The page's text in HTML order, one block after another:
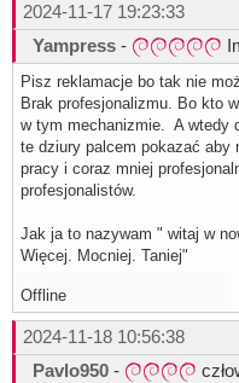
2024-11-17 19:23:33
Yampress -
Pisz reklamacje bo tak nie
Brak profesjonalizmu. Bo kto
w tym mechanizmie. A wtedy
te dziury palcem pokazać aby
pracy i coraz mniej
profesjonalistów.
Jak ja to nazywam " witaj w
Więcej. Mocniej. Taniej"
Offline
2024-11-18 10:56:38
Pavlo950 -